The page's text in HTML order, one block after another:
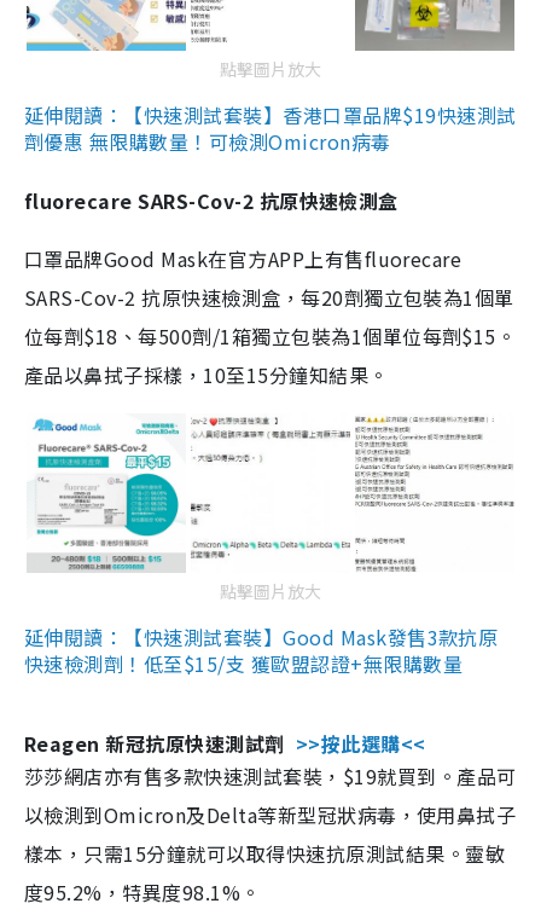
點擊圖片放大
延伸閱讀：【快速測試套裝】香港口罩品牌$19快速測試
劑優惠 無限購數量！可檢測Omicron病毒
fluorecare SARS-Cov-2 抗原快速檢測盒
口罩品牌Good Mask在官方APP上有售fluorecare
SARS-Cov-2 抗原快速檢測盒，每20劑獨立包裝為1個單
位每劑$18、每500劑/1箱獨立包裝為1個單位每劑$15。
產品以鼻拭子採樣，10至15分鐘知結果。
點擊圖片放大
延伸閱讀：【快速測試套裝】Good Mask發售3款抗原
快速檢測劑！低至$15/支 獲歐盟認證+無限購數量
Reagen 新冠抗原快速測試劑 >>按此選購<<
莎莎網店亦有售多款快速測試套裝，$19就買到。產品可
以檢測到Omicron及Delta等新型冠狀病毒，使用鼻拭子
樣本，只需15分鐘就可以取得快速抗原測試結果。靈敏
度95.2%，特異度98.1%。